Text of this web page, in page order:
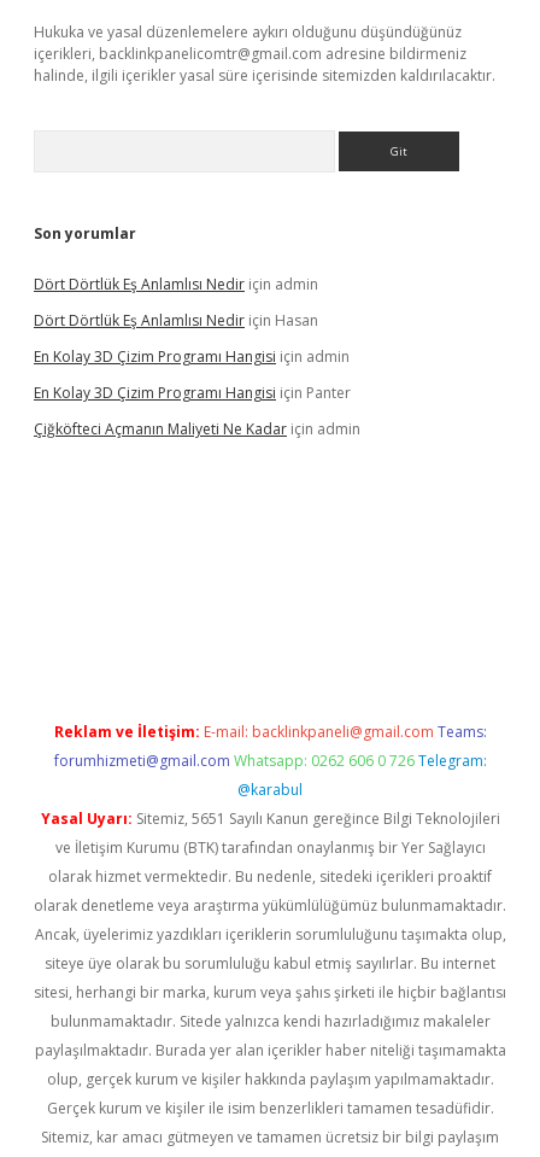
Hukuka ve yasal düzenlemelere aykırı olduğunu düşündüğünüz
içerikleri, backlinkpanelicomtr@gmail.com adresine bildirmeniz
halinde, ilgili içerikler yasal süre içerisinde sitemizden kaldırılacaktır.
Son yorumlar
Dört Dörtlük Eş Anlamlısı Nedir için admin
Dört Dörtlük Eş Anlamlısı Nedir için Hasan
En Kolay 3D Çizim Programı Hangisi için admin
En Kolay 3D Çizim Programı Hangisi için Panter
Çiğköfteci Açmanın Maliyeti Ne Kadar için admin
Reklam ve İletişim: E-mail: backlinkpaneli@gmail.com Teams:
forumhizmeti@gmail.com Whatsapp: 0262 606 0 726 Telegram:
@karabul
Yasal Uyarı: Sitemiz, 5651 Sayılı Kanun gereğince Bilgi Teknolojileri
ve İletişim Kurumu (BTK) tarafından onaylanmış bir Yer Sağlayıcı
olarak hizmet vermektedir. Bu nedenle, sitedeki içerikleri proaktif
olarak denetleme veya araştırma yükümlülüğümüz bulunmamaktadır.
Ancak, üyelerimiz yazdıkları içeriklerin sorumluluğunu taşımakta olup,
siteye üye olarak bu sorumluluğu kabul etmiş sayılırlar. Bu internet
sitesi, herhangi bir marka, kurum veya şahıs şirketi ile hiçbir bağlantısı
bulunmamaktadır. Sitede yalnızca kendi hazırladığımız makaleler
paylaşılmaktadır. Burada yer alan içerikler haber niteliği taşımamakta
olup, gerçek kurum ve kişiler hakkında paylaşım yapılmamaktadır.
Gerçek kurum ve kişiler ile isim benzerlikleri tamamen tesadüfidir.
Sitemiz, kar amacı gütmeyen ve tamamen ücretsiz bir bilgi paylaşım